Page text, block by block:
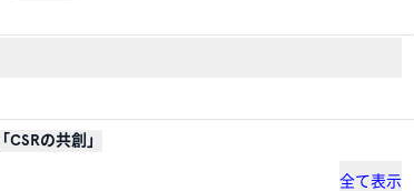
の共創」
全て表示